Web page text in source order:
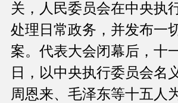
关，人民委员会在中央执
处理日常政务，并发布一
案。代表大会闭幕后，十
日，以中央执行委员会名
周恩来、毛泽东等十五人